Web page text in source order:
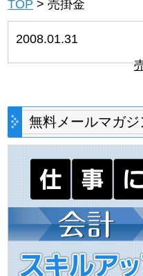
TOP >売掛金
2008.01.31
無料メールマガジ